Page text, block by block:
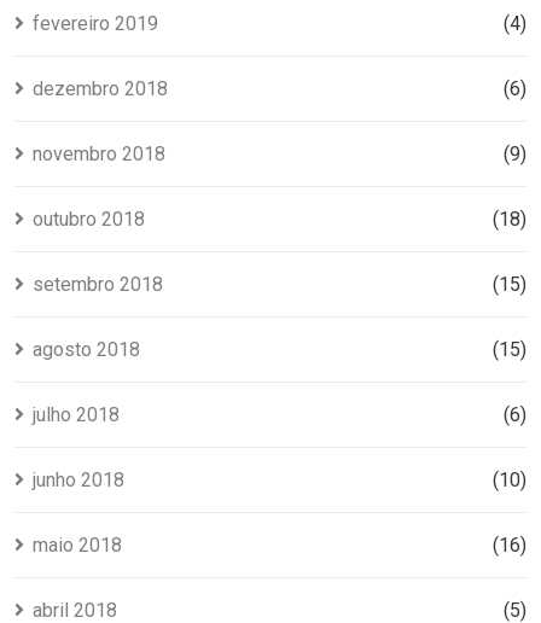
fevereiro 2019 (4)
dezembro 2018 (6)
novembro 2018 (9)
outubro 2018 (18)
setembro 2018 (15)
agosto 2018 (15)
julho 2018 (6)
junho 2018 (10)
maio 2018 (16)
abril 2018 (5)